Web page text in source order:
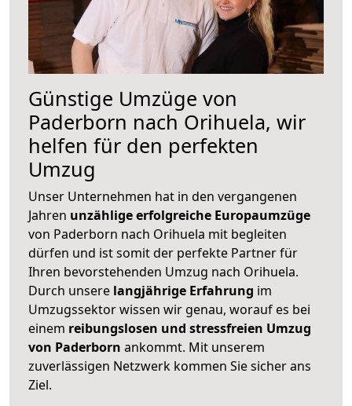
Günstige Umzüge von
Paderborn nach Orihuela, wir
helfen für den perfekten
Umzug
Unser Unternehmen hat in den vergangenen
Jahren unzählige erfolgreiche Europaumzüge
von Paderborn nach Orihuela mit begleiten
dürfen und ist somit der perfekte Partner für
Ihren bevorstehenden Umzug nach Orihuela.
Durch unsere langjährige Erfahrung im
Umzugssektor wissen wir genau, worauf es bei
einem reibungslosen und stressfreien Umzug
von Paderborn ankommt. Mit unserem
zuverlässigen Netzwerk kommen Sie sicher ans
Ziel.